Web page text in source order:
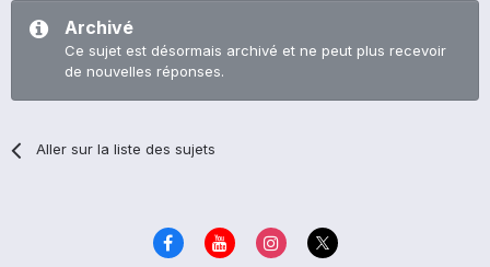
Archivé
Ce sujet est désormais archivé et ne peut plus recevoir
de nouvelles réponses.
Aller sur la liste des sujets